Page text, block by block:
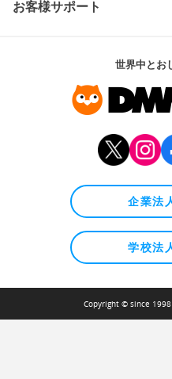
お客様サポート
世界中とお
企業法
学校法
Copyright © since